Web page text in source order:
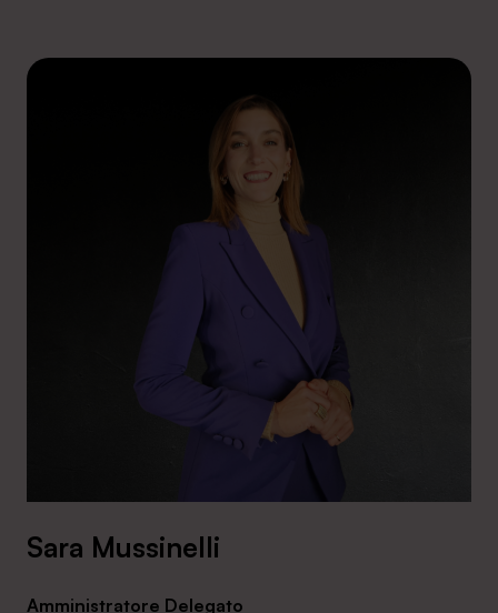
Sara Mussinelli
Amministratore Delegato